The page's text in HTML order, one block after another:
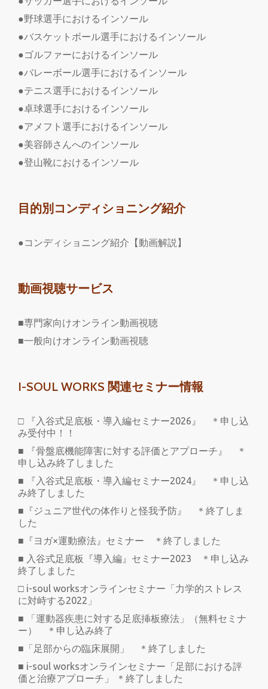
●野球選手におけるインソール
●バスケットボール選手におけるインソール
●ゴルファーにおけるインソール
●バレーボール選手におけるインソール
●テニス選手におけるインソール
●卓球選手におけるインソール
●アメフト選手におけるインソール
●美容師さんへのインソール
●登山靴におけるインソール
目的別コンディショニング紹介
●コンディショニング紹介【動画解説】
動画視聴サービス
■専門家向けオンライン動画視聴
■一般向けオンライン動画視聴
I-SOUL WORKS 関連セミナー情報
□ 『入谷式足底板・導入編セミナー2026』 ＊申し込
み受付中！！
■ 『骨盤底機能障害に対する評価とアプローチ』 ＊
申し込み終了しました
■ 『入谷式足底板・導入編セミナー2024』 ＊申し込
み終了しました
■『ジュニア世代の体作りと怪我予防』 ＊終了しま
した
■『ヨガ×運動療法』セミナー ＊終了しました
■ 入谷式足底板『導入編』セミナー2023 ＊申し込み
終了しました
□ i-soul worksオンラインセミナー「力学的ストレス
に対峙する2022」
■ 「運動器疾患に対する足底挿板療法」（無料セミナ
ー） ＊申し込み終了
■「足部からの臨床展開」 ＊終了しました
■ i-soul worksオンラインセミナー「足部における評
価と治療アプローチ」 ＊終了しました